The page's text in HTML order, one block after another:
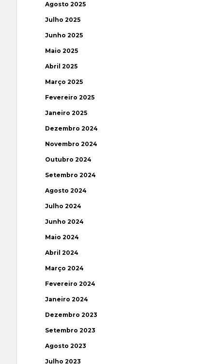
Agosto 2025
Julho 2025
Junho 2025
Maio 2025
Abril 2025
Março 2025
Fevereiro 2025
Janeiro 2025
Dezembro 2024
Novembro 2024
Outubro 2024
Setembro 2024
Agosto 2024
Julho 2024
Junho 2024
Maio 2024
Abril 2024
Março 2024
Fevereiro 2024
Janeiro 2024
Dezembro 2023
Setembro 2023
Agosto 2023
Julho 2023